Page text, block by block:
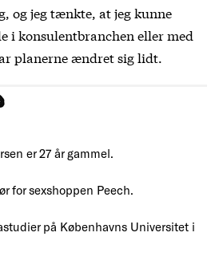
og jeg tænkte, at jeg kunne
i konsulentbranchen eller med
planerne ændret sig lidt.
er 27 år gammel.
for sexshoppen Peech.
på Københavns Universitet i